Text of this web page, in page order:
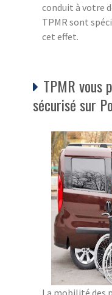
conduit à votre
TPMR sont
cet effet.
TPMR vous
sécurisé sur